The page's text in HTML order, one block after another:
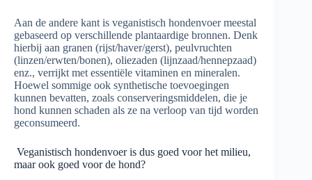
Aan de andere kant is veganistisch hondenvoer meestal
gebaseerd op verschillende plantaardige bronnen. Denk
hierbij aan granen (rijst/haver/gerst), peulvruchten
(linzen/erwten/bonen), oliezaden (lijnzaad/hennepzaad)
enz., verrijkt met essentiële vitaminen en mineralen.
Hoewel sommige ook synthetische toevoegingen
kunnen bevatten, zoals conserveringsmiddelen, die je
hond kunnen schaden als ze na verloop van tijd worden
geconsumeerd.
Veganistisch hondenvoer is dus goed voor het milieu,
maar ook goed voor de hond?